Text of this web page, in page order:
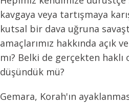
kavgaya veya tartışmaya
kutsal bir dava uğruna
amaçlarımız hakkında açık
mı? Belki de gerçekten haklı
düşündük mü?
Gemara, Korah'ın